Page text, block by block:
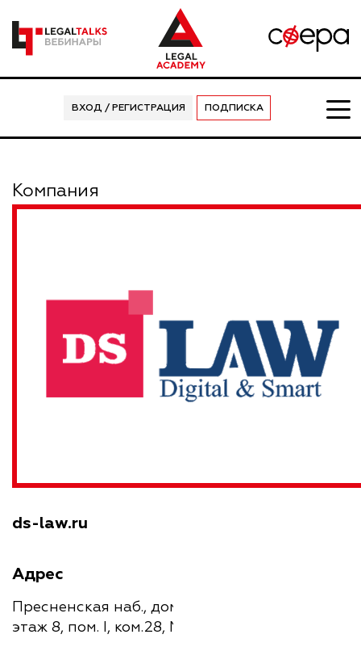
ВХОД / РЕГИСТРАЦИЯ ПОДПИСКА
Компания
ds-law.ru
Адрес
Пресненская наб., дом 6, строение 2,
этаж 8, пом. I, ком.28, Москва, 123112